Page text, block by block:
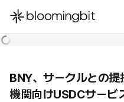
한국어
BNY、サークルとの
機関向けUSDCサービ